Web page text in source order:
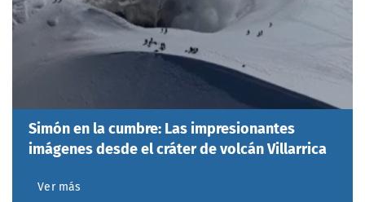
Simón en la cumbre: Las impresionantes
imágenes desde el cráter de volcán Villarrica
Ver más